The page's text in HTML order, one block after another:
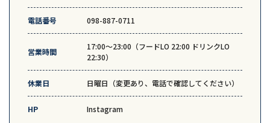
電話番号 098-887-0711
営業時間
17:00～23:00（フードLO 22:00 ドリンクLO
22:30）
休業日 日曜日（変更あり、電話で確認してください）
HP Instagram